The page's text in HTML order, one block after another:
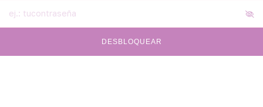
DESBLOQUEAR